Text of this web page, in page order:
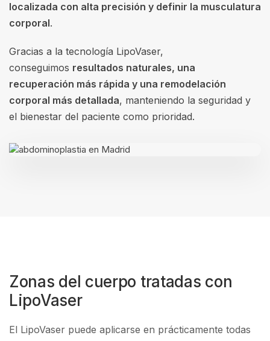
localizada con alta precisión y definir la musculatura
corporal.
Gracias a la tecnología LipoVaser,
conseguimos resultados naturales, una
recuperación más rápida y una remodelación
corporal más detallada, manteniendo la seguridad y
el bienestar del paciente como prioridad.
Zonas del cuerpo tratadas con
LipoVaser
El LipoVaser puede aplicarse en prácticamente todas